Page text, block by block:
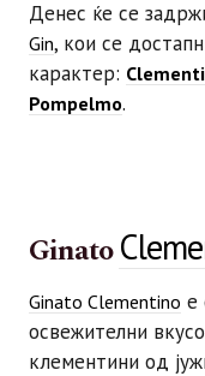
Денес ќе се
Gin, кои се
карактер:
Pompelmo.
Ginato
Ginato Clementino е
освежителни
клементини од